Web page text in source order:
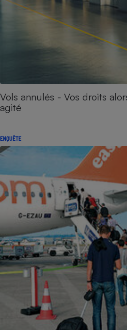
Vols annulés - Vos droits
agité
ENQUÊTE